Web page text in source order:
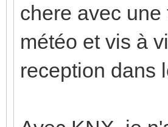
chere avec
météo et vis à
reception dans